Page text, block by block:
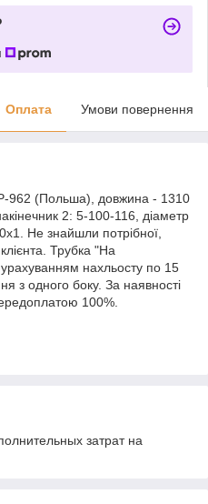
Оплата Умови повернення
962 (Польша), довжина - 1310
2: 5-100-116, діаметр
Не знайшли потрібної,
Трубка "На
нахльосту по 15
з одного боку. За наявності
100%.
затрат на